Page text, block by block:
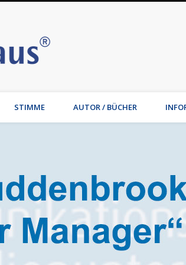
Stimmhaus |
Wirtschaftsmediation, Familienmediation,
STIMME AUTOR / BÜCHER